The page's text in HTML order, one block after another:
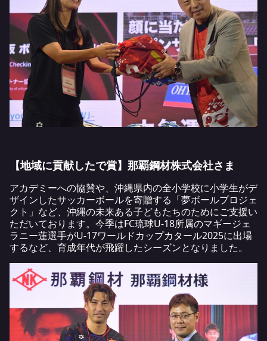
【地域に貢献したで賞】那覇鋼材株式会社さま
アカデミーへの協賛や、沖縄県内の全小学校に小学生がデ
ザインしたサッカーボールを寄贈する「夢ボールプロジェ
クト」など、沖縄の未来ある子どもたちのためにご支援い
ただいております。今季はFC琉球U-18所属のマギージェ
ラニー蓮選手がU-17ワールドカップカタール2025に出場
するなど、育成年代が飛躍したシーズンとなりました。